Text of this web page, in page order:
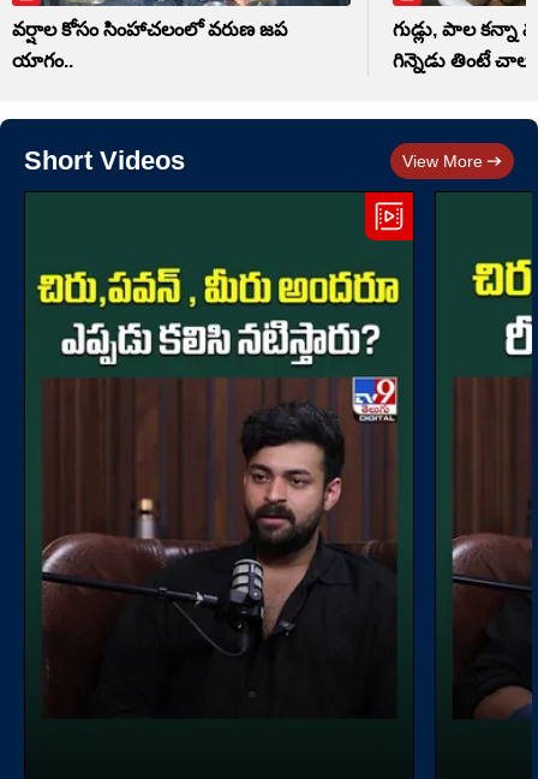
వర్షాల కోసం సింహాచలంలో వరుణ జప
యాగం..
గుడ్లు, పాల కన్నా
గిన్నెడు తింటే చాలు
Short Videos View More